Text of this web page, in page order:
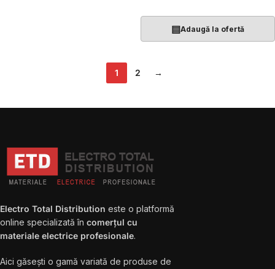
▤Adaugă la ofertă
1 2 →
Electro Total Distribution este o platformă
online specializată în comerțul cu
materiale electrice profesionale.
Aici găsești o gamă variată de produse de